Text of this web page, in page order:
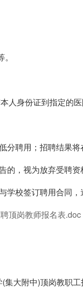
人身份证到指定的
分聘用；招聘结果
的，视为放弃受聘
学校签订聘用合同
顶岗教师报名表
集大附中)顶岗教职